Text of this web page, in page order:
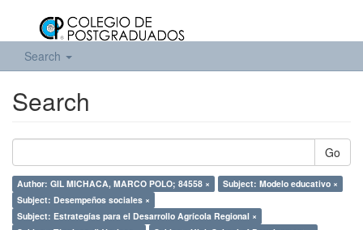
Search
Search
Go
Author: GIL MICHACA, MARCO POLO; 84558 ×
Subject: Modelo educativo ×
Subject: Desempeños sociales ×
Subject: Estrategías para el Desarrollo Agrícola Regional ×